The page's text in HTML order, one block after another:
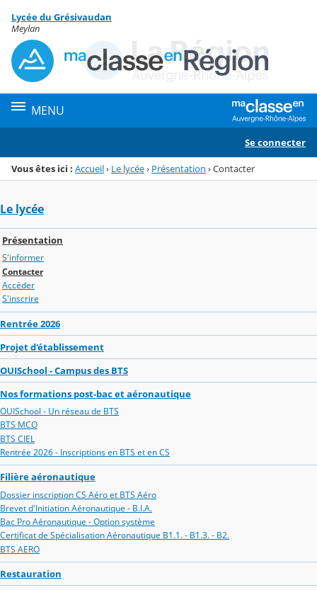
Menu de la rubrique
Contenu
Lycée du Grésivaudan
Meylan
MENU
Se connecter
Vous êtes ici : Accueil› Le lycée› Présentation ›Contacter
Le lycée
Présentation
S'informer
Contacter
Accéder
S'inscrire
Rentrée 2026
Projet d'établissement
OUISchool - Campus des BTS
Nos formations post-bac et aéronautique
OUISchool - Un réseau de BTS
BTS MCO
BTS CIEL
Rentrée 2026 - Inscriptions en BTS et en CS
Filière aéronautique
Dossier inscription CS Aéro et BTS Aéro
Brevet d'Initiation Aéronautique - B.I.A.
Bac Pro Aéronautique - Option système
Certificat de Spécialisation Aéronautique B1.1. - B1.3. - B2.
BTS AERO
Restauration